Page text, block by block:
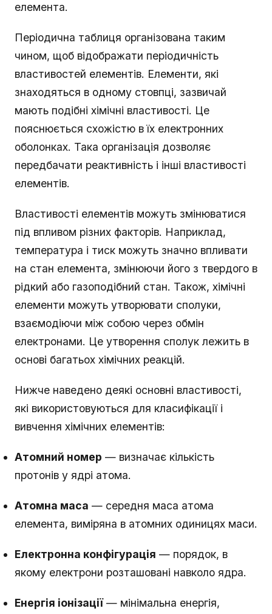
елемента.
Періодична таблиця організована таким
чином, щоб відображати періодичність
властивостей елементів. Елементи, які
знаходяться в одному стовпці, зазвичай
мають подібні хімічні властивості. Це
пояснюється схожістю в їх електронних
оболонках. Така організація дозволяє
передбачати реактивність і інші властивості
елементів.
Властивості елементів можуть змінюватися
під впливом різних факторів. Наприклад,
температура і тиск можуть значно впливати
на стан елемента, змінюючи його з твердого в
рідкий або газоподібний стан. Також, хімічні
елементи можуть утворювати сполуки,
взаємодіючи між собою через обмін
електронами. Це утворення сполук лежить в
основі багатьох хімічних реакцій.
Нижче наведено деякі основні властивості,
які використовуються для класифікації і
вивчення хімічних елементів:
Атомний номер — визначає кількість
протонів у ядрі атома.
Атомна маса — середня маса атома
елемента, виміряна в атомних одиницях маси.
Електронна конфігурація — порядок, в
якому електрони розташовані навколо ядра.
Енергія іонізації— мінімальна енергія,